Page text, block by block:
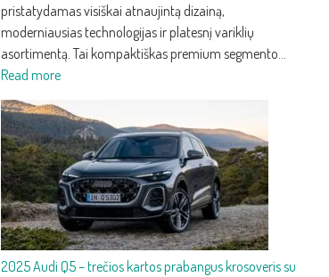
pristatydamas visiškai atnaujintą dizainą,
moderniausias technologijas ir platesnį variklių
asortimentą. Tai kompaktiškas premium segmento…
Read more:
Audi
Q3
–
trečios
kartos
kompaktiškas
premium
SUV
2025 Audi Q5 – trečios kartos prabangus krosoveris su